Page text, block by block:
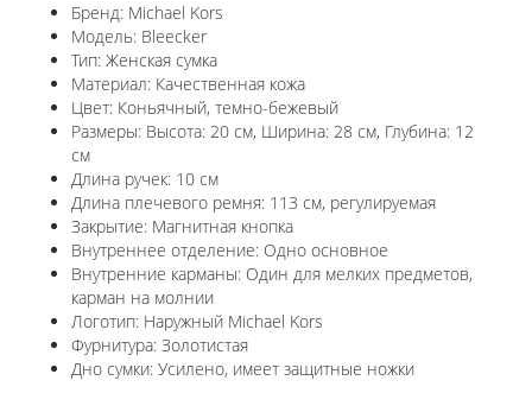
Бренд: Michael Kors
Модель: Bleecker
Тип: Женская сумка
Материал: Качественная кожа
Цвет: Коньячный, темно-бежевый
Размеры: Высота: 20 см, Ширина: 28 см, Глубина: 12
см
Длина ручек: 10 см
Длина плечевого ремня: 113 см, регулируемая
Закрытие: Магнитная кнопка
Внутреннее отделение: Одно основное
Внутренние карманы: Один для мелких предметов,
карман на молнии
Логотип: Наружный Michael Kors
Фурнитура: Золотистая
Дно сумки: Усилено, имеет защитные ножки